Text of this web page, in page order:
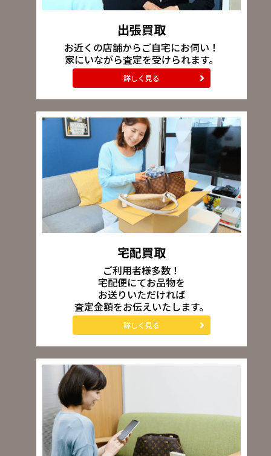
出張買取
お近くの店舗からご自宅にお伺い！
家にいながら査定を受けられます。
詳しく見る
宅配買取
ご利用者様多数！
宅配便にてお品物を
お送りいただければ
査定金額をお伝えいたします。
詳しく見る